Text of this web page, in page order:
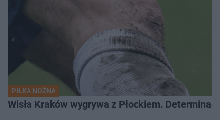
PIŁKA NOŻNA
Wisła Kraków wygrywa z Płockiem.